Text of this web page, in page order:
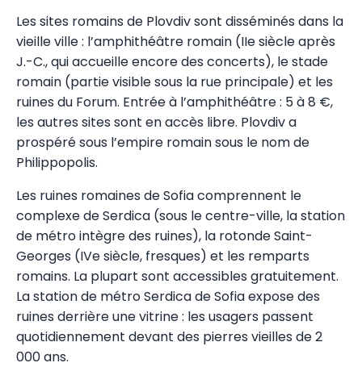
Les sites romains de Plovdiv sont disséminés dans la
vieille ville : l’amphithéâtre romain (IIe siècle après
J.-C., qui accueille encore des concerts), le stade
romain (partie visible sous la rue principale) et les
ruines du Forum. Entrée à l’amphithéâtre : 5 à 8 €,
les autres sites sont en accès libre. Plovdiv a
prospéré sous l’empire romain sous le nom de
Philippopolis.
Les ruines romaines de Sofia comprennent le
complexe de Serdica (sous le centre-ville, la station
de métro intègre des ruines), la rotonde Saint-
Georges (IVe siècle, fresques) et les remparts
romains. La plupart sont accessibles gratuitement.
La station de métro Serdica de Sofia expose des
ruines derrière une vitrine : les usagers passent
quotidiennement devant des pierres vieilles de 2
000 ans.